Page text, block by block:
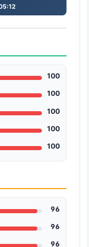
100
100
100
100
100
96
96
96